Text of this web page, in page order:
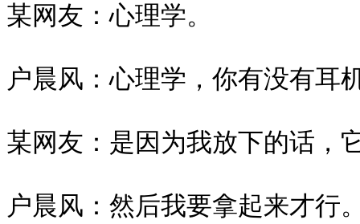
某网友：心理学。
户晨风：心理学，你有没有耳
某网友：是因为我放下的话，
户晨风：然后我要拿起来才行